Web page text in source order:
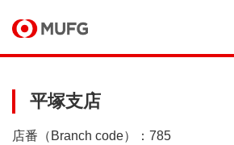
平塚支店
店番（Branch code）：785